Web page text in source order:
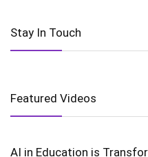
Stay In Touch
Featured Videos
AI in Education is